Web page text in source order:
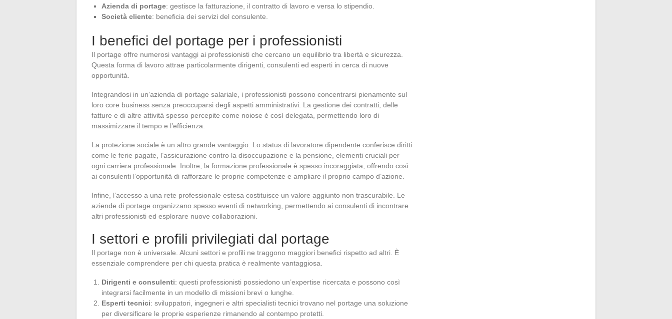
Azienda di portage: gestisce la fatturazione, il contratto di lavoro e versa lo stipendio.
Società cliente: beneficia dei servizi del consulente.
I benefici del portage per i professionisti
Il portage offre numerosi vantaggi ai professionisti che cercano un equilibrio tra libertà e sicurezza.
Questa forma di lavoro attrae particolarmente dirigenti, consulenti ed esperti in cerca di nuove
opportunità.
Integrandosi in un’azienda di portage salariale, i professionisti possono concentrarsi pienamente sul
loro core business senza preoccuparsi degli aspetti amministrativi. La gestione dei contratti, delle
fatture e di altre attività spesso percepite come noiose è così delegata, permettendo loro di
massimizzare il tempo e l’efficienza.
La protezione sociale è un altro grande vantaggio. Lo status di lavoratore dipendente conferisce diritti
come le ferie pagate, l’assicurazione contro la disoccupazione e la pensione, elementi cruciali per
ogni carriera professionale. Inoltre, la formazione professionale è spesso incoraggiata, offrendo così
ai consulenti l’opportunità di rafforzare le proprie competenze e ampliare il proprio campo d’azione.
Infine, l’accesso a una rete professionale estesa costituisce un valore aggiunto non trascurabile. Le
aziende di portage organizzano spesso eventi di networking, permettendo ai consulenti di incontrare
altri professionisti ed esplorare nuove collaborazioni.
I settori e profili privilegiati dal portage
Il portage non è universale. Alcuni settori e profili ne traggono maggiori benefici rispetto ad altri. È
essenziale comprendere per chi questa pratica è realmente vantaggiosa.
Dirigenti e consulenti: questi professionisti possiedono un’expertise ricercata e possono così
integrarsi facilmente in un modello di missioni brevi o lunghe.
Esperti tecnici: sviluppatori, ingegneri e altri specialisti tecnici trovano nel portage una soluzione
per diversificare le proprie esperienze rimanendo al contempo protetti.